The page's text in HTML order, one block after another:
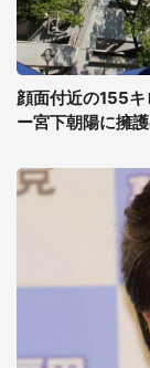
顔面付近の155
ー宮下朝陽に擁